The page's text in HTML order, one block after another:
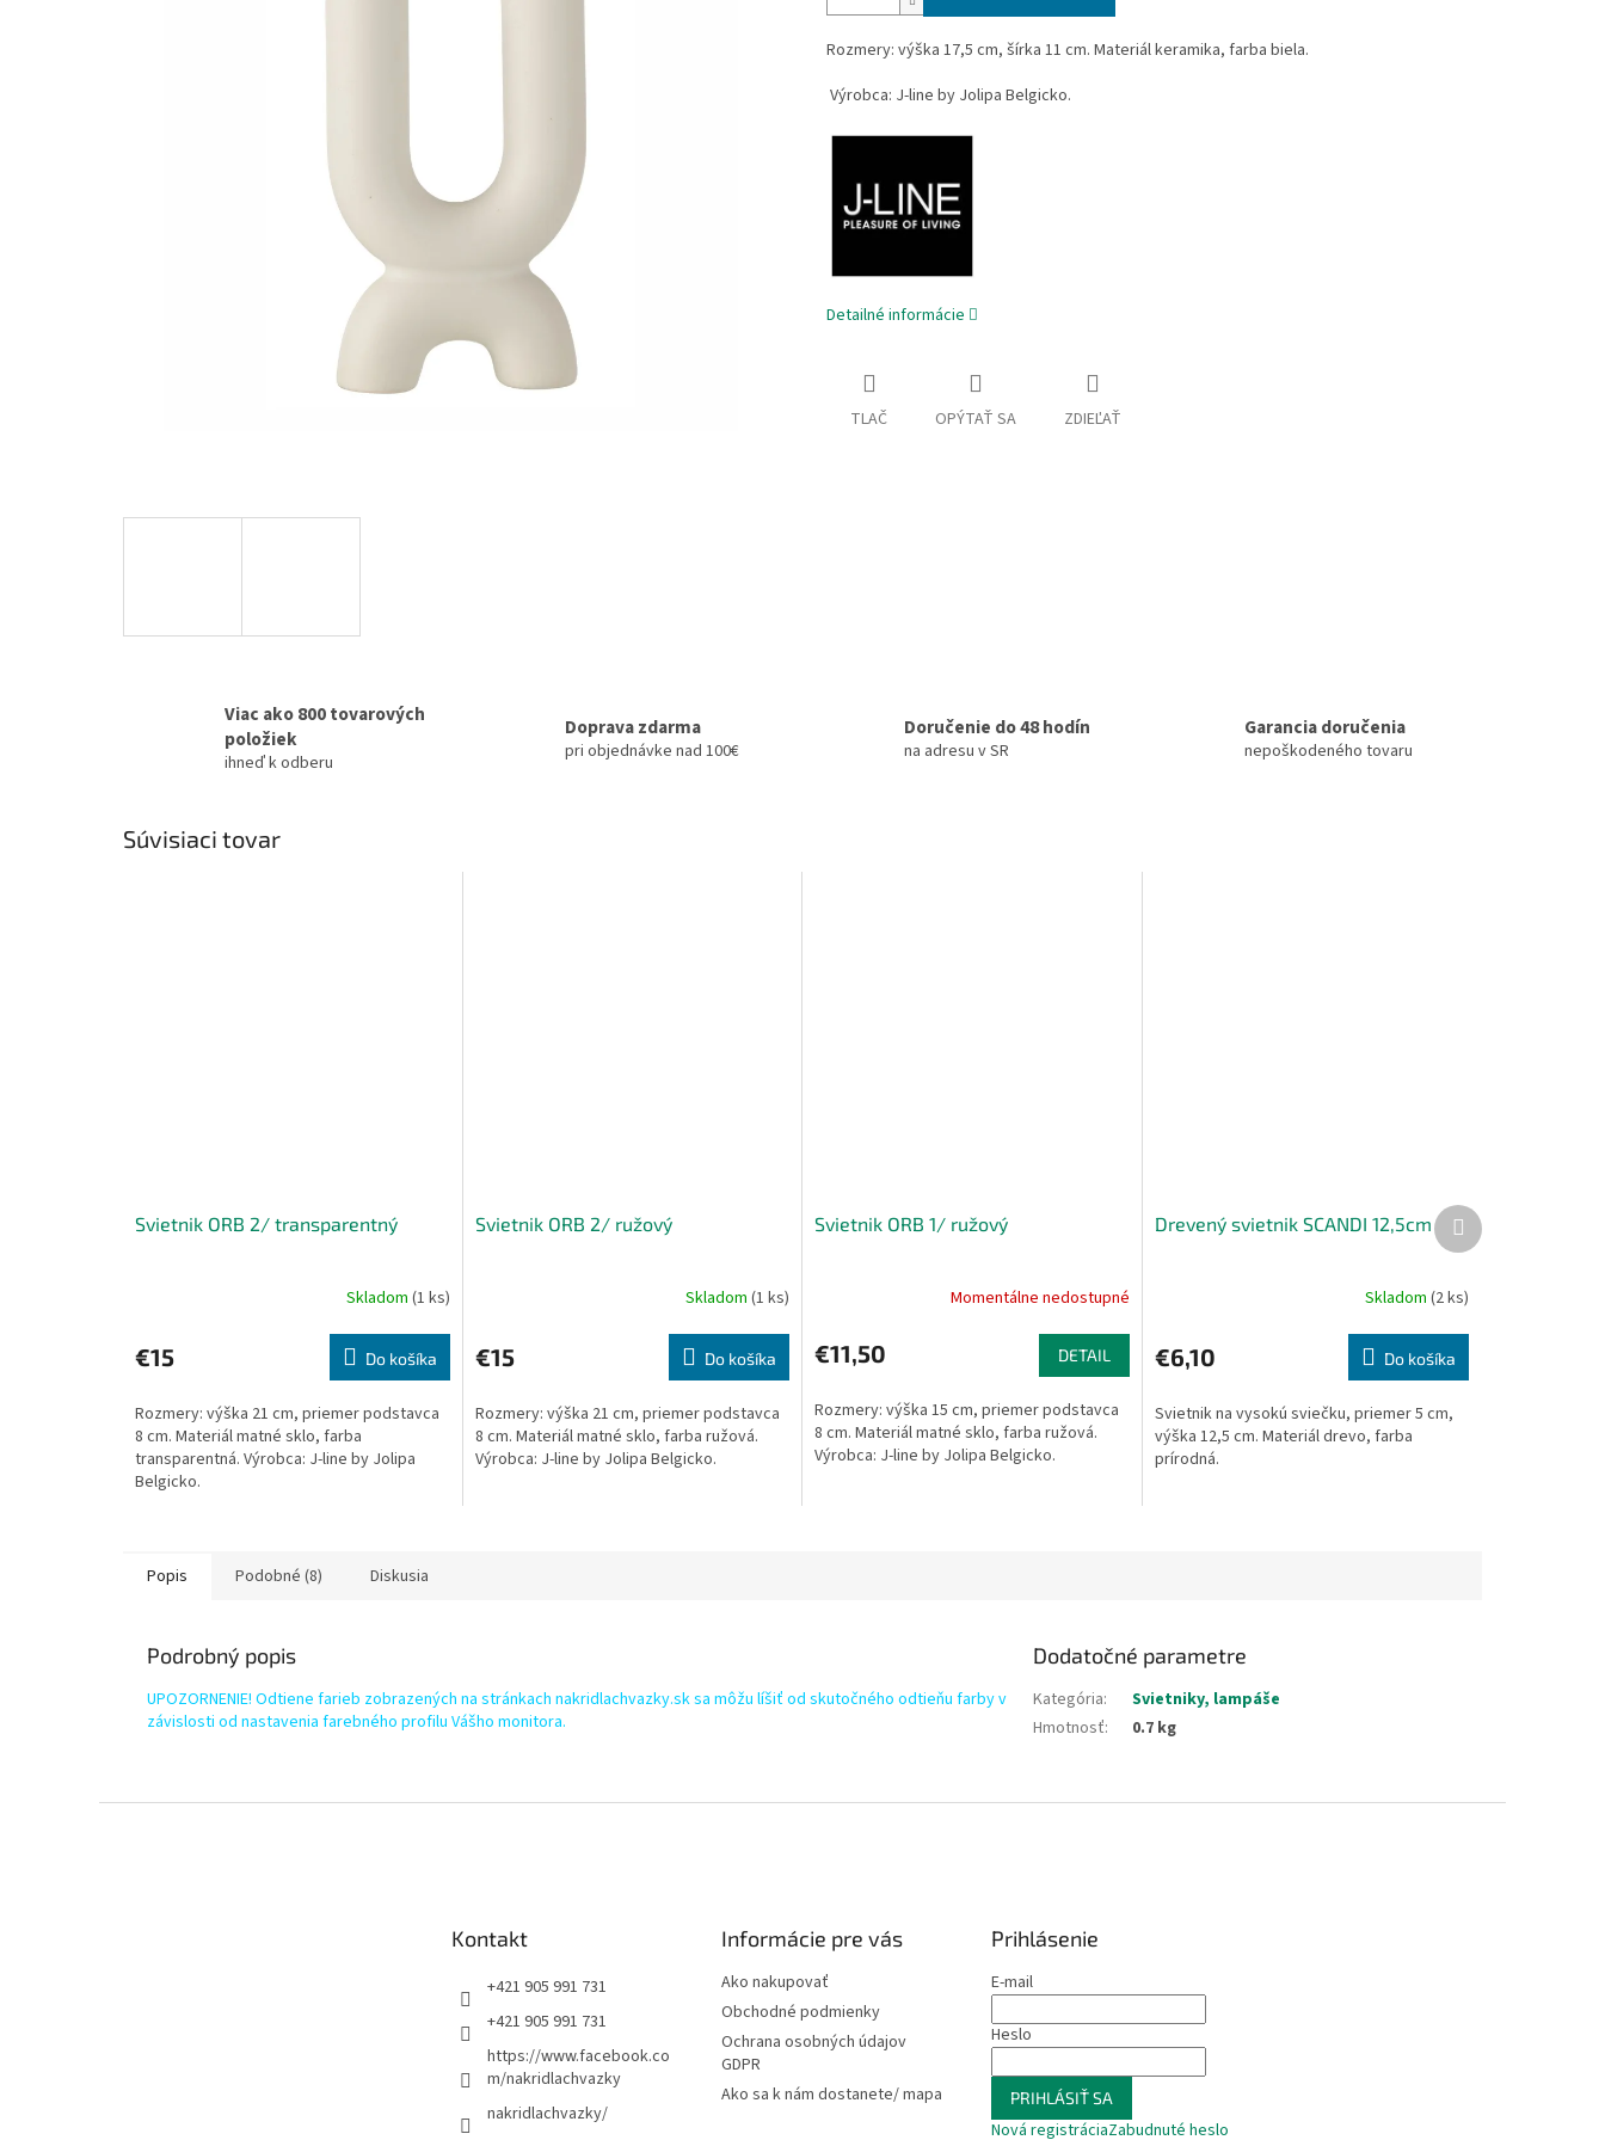
Rozmery: výška 17,5 cm, šírka 11 cm. Materiál keramika, farba biela.
Výrobca: J-line by Jolipa Belgicko.
Detailné informácie
TLAČ OPÝTAŤ SA ZDIEĽAŤ
Viac ako 800 tovarových
položiek
ihneď k odberu
Doprava zdarma
pri objednávke nad 100€
Doručenie do 48 hodín
na adresu v SR
Garancia doručenia
nepoškodeného tovaru
Súvisiaci tovar
Svietnik ORB 2/ transparentný
Skladom (1 ks)
€15 Do košíka
Rozmery: výška 21 cm, priemer podstavca
8 cm. Materiál matné sklo, farba
transparentná. Výrobca: J-line by Jolipa
Belgicko.
Svietnik ORB 2/ ružový
Skladom (1 ks)
€15 Do košíka
Rozmery: výška 21 cm, priemer podstavca
8 cm. Materiál matné sklo, farba ružová.
Výrobca: J-line by Jolipa Belgicko.
Svietnik ORB 1/ ružový
Momentálne nedostupné
€11,50 DETAIL
Rozmery: výška 15 cm, priemer podstavca
8 cm. Materiál matné sklo, farba ružová.
Výrobca: J-line by Jolipa Belgicko.
Drevený svietnik SCANDI 12,5cm
Skladom (2 ks)
€6,10 Do košíka
Svietnik na vysokú sviečku, priemer 5 cm,
výška 12,5 cm. Materiál drevo, farba
prírodná.
Ďalší
produkt
Popis Podobné (8) Diskusia
Podrobný popis
UPOZORNENIE! Odtiene farieb zobrazených na stránkach nakridlachvazky.sk sa môžu líšiť od skutočného odtieňu farby v
závislosti od nastavenia farebného profilu Vášho monitora.
Dodatočné parametre
Kategória:
Svietniky, lampáše
Hmotnosť: 0.7 kg
Kontakt
+421 905 991 731
+421 905 991 731
https://www.facebook.co
m/nakridlachvazky
nakridlachvazky/
Informácie pre vás
Ako nakupovať
Obchodné podmienky
Ochrana osobných údajov
GDPR
Ako sa k nám dostanete/ mapa
Prihlásenie
E-mail
Heslo
PRIHLÁSIŤ SA
Nová registráciaZabudnuté heslo